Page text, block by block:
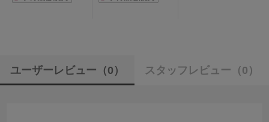
65/70/75/80/85cm
ユーザーレビュー （0） スタッフレビュー （0）